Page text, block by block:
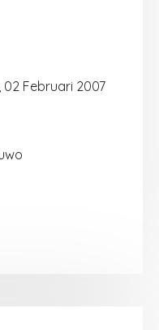
02 Februari 2007